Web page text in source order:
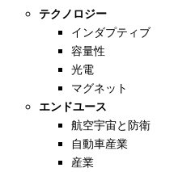
テクノロジー
インダプティブ
容量性
光電
マグネット
エンドユース
航空宇宙と防衛
自動車産業
産業